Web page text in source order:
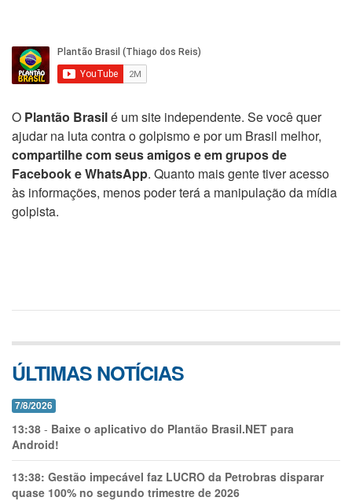
O Plantão Brasilé um site independente. Se você quer
ajudar na luta contra o golpismo e por um Brasil melhor,
compartilhe com seus amigos e em grupos de
Facebook e WhatsApp. Quanto mais gente tiver acesso
às informações, menos poder terá a manipulação da mídia
golpista.
ÚLTIMAS NOTÍCIAS
7/8/2026
13:38 - Baixe o aplicativo do Plantão Brasil.NET para
Android!
13:38: Gestão impecável faz LUCRO da Petrobras disparar
quase 100% no segundo trimestre de 2026